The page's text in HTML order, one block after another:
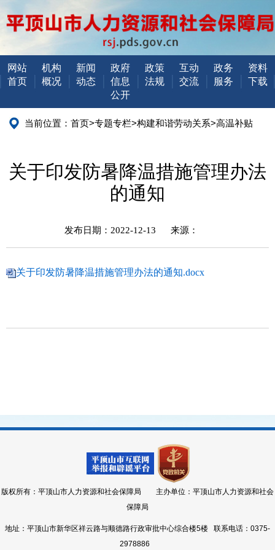
网站
首页
机构
概况
新闻
动态
政府
信息
公开
政策
法规
互动
交流
政务
服务
资料
下载
当前位置： 首页>专题专栏>构建和谐劳动关系>高温补贴
关于印发防暑降温措施管理办法
的通知
发布日期：2022-12-13 来源：
关于印发防暑降温措施管理办法的通知.docx
版权所有：平顶山市人力资源和社会保障局 主办单位：平顶山市人力资源和社会
保障局
地址：平顶山市新华区祥云路与顺德路行政审批中心综合楼5楼 联系电话：0375-
2978886